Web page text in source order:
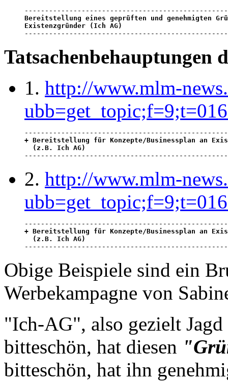
Bereitstellung eines geprüften und genehmigten
Existenzgründer (Ich AG)
Tatsachenbehauptungen
1. http://www.mlm-
+ Bereitstellung für Konzepte/Businessplan an
  (z.B. Ich AG)
2. http://www.mlm-
+ Bereitstellung für Konzepte/Businessplan an
  (z.B. Ich AG)
Obige Beispiele sind ein
Werbekampagne von
"Ich-AG", also gezielt
bitteschön, hat diesen
bitteschön, hat ihn